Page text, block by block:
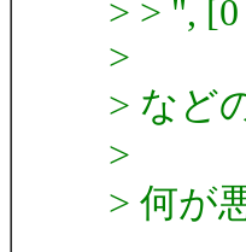
> > ",
>
> など
>
> 何が